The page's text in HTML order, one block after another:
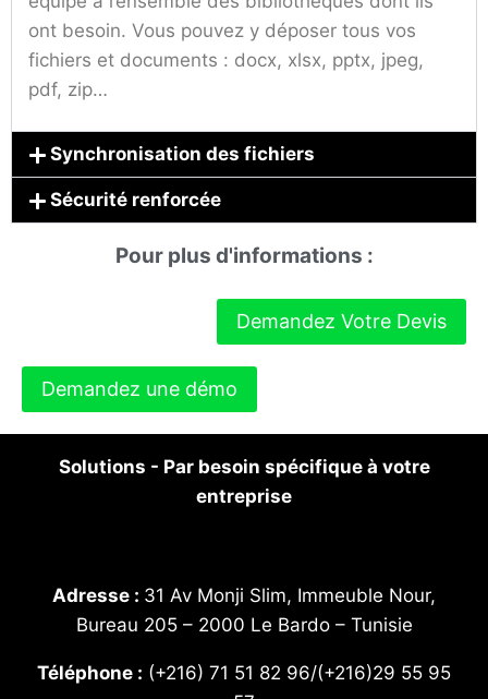
ont besoin. Vous pouvez y déposer tous vos
fichiers et documents : docx, xlsx, pptx, jpeg,
pdf, zip…
Synchronisation des fichiers
Sécurité renforcée
Pour plus d'informations :
Demandez Votre Devis
Demandez une démo
Solutions - Par besoin spécifique à votre
entreprise
Adresse : 31 Av Monji Slim, Immeuble Nour,
Bureau 205 – 2000 Le Bardo – Tunisie
Téléphone : (+216) 71 51 82 96/(+216)29 55 95